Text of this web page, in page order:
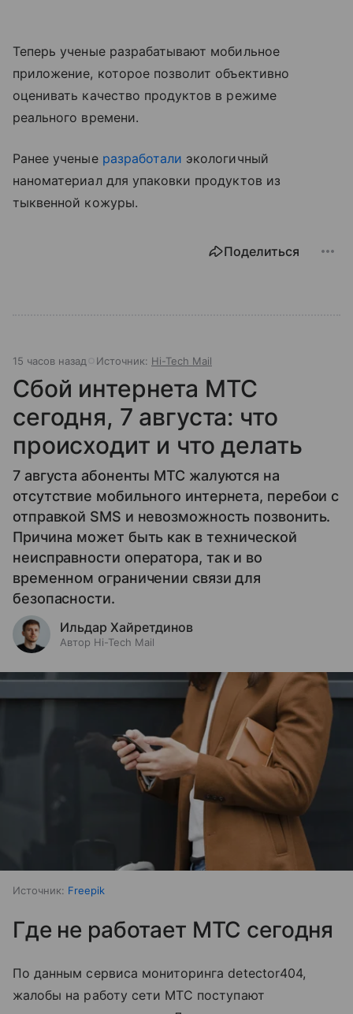
Теперь ученые разрабатывают мобильное
приложение, которое позволит объективно
оценивать качество продуктов в режиме
реального времени.
Ранее ученые разработали экологичный
наноматериал для упаковки продуктов из
тыквенной кожуры.
Поделиться
15 часов назад Источник: Hi-Tech Mail
Сбой интернета МТС
сегодня, 7 августа: что
происходит и что делать
7 августа абоненты МТС жалуются на
отсутствие мобильного интернета, перебои с
отправкой SMS и невозможность позвонить.
Причина может быть как в технической
неисправности оператора, так и во
временном ограничении связи для
безопасности.
Ильдар Хайретдинов
Автор Hi-Tech Mail
Источник: Freepik
Где не работает МТС сегодня
По данным сервиса мониторинга detector404,
жалобы на работу сети МТС поступают